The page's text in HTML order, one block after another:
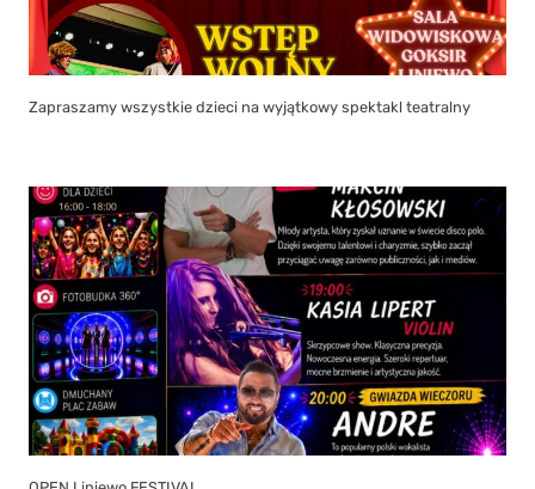
Zapraszamy wszystkie dzieci na wyjątkowy spektakl teatralny